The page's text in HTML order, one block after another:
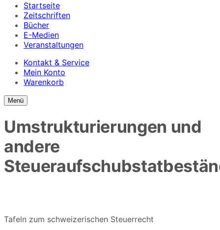
Startseite
Zeitschriften
Bücher
E-Medien
Veranstaltungen
Kontakt & Service
Mein Konto
Warenkorb
Suchformular
Suchformular
Menü
Umstrukturierungen und
andere
Tafeln zum schweizerischen Steuerrecht